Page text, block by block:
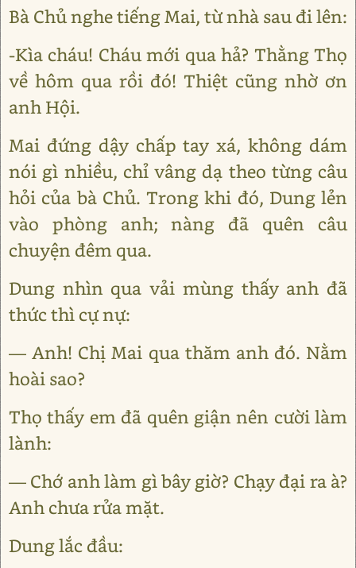
Bà Chủ nghe tiếng Mai, từ nhà sau đi lên:
-Kìa cháu! Cháu mới qua hả? Thằng Thọ
về hôm qua rồi đó! Thiệt cũng nhờ ơn
anh Hội.
Mai đứng dậy chấp tay xá, không dám
nói gì nhiều, chỉ vâng dạ theo từng câu
hỏi của bà Chủ. Trong khi đó, Dung lẻn
vào phòng anh; nàng đã quên câu
chuyện đêm qua.
Dung nhìn qua vải mùng thấy anh đã
thức thì cự nự:
— Anh! Chị Mai qua thăm anh đó. Nằm
hoài sao?
Thọ thấy em đã quên giận nên cười làm
lành:
— Chớ anh làm gì bây giờ? Chạy đại ra à?
Anh chưa rửa mặt.
Dung lắc đầu: